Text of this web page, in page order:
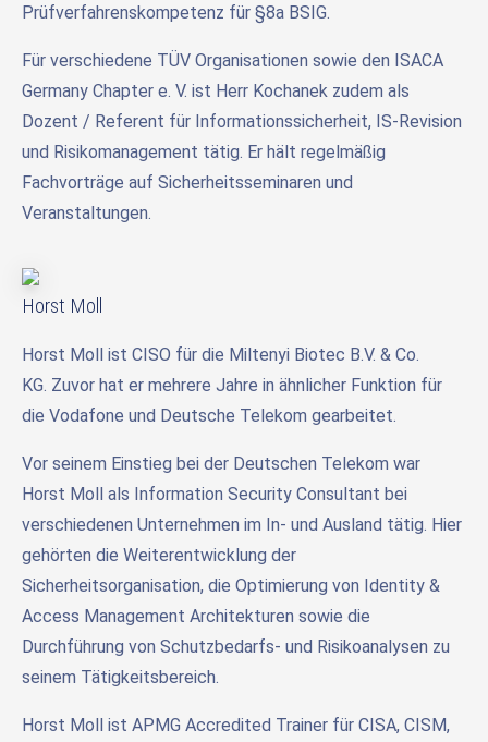
Prüfverfahrenskompetenz für §8a BSIG.
Für verschiedene TÜV Organisationen sowie den ISACA
Germany Chapter e. V. ist Herr Kochanek zudem als
Dozent / Referent für Informationssicherheit, IS-Revision
und Risikomanagement tätig. Er hält regelmäßig
Fachvorträge auf Sicherheitsseminaren und
Veranstaltungen.
Horst Moll
Horst Moll ist CISO für die Miltenyi Biotec B.V. & Co.
KG. Zuvor hat er mehrere Jahre in ähnlicher Funktion für
die Vodafone und Deutsche Telekom gearbeitet.
Vor seinem Einstieg bei der Deutschen Telekom war
Horst Moll als Information Security Consultant bei
verschiedenen Unternehmen im In- und Ausland tätig. Hier
gehörten die Weiterentwicklung der
Sicherheitsorganisation, die Optimierung von Identity &
Access Management Architekturen sowie die
Durchführung von Schutzbedarfs- und Risikoanalysen zu
seinem Tätigkeitsbereich.
Horst Moll ist APMG Accredited Trainer für CISA, CISM,